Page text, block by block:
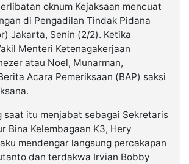
oknum Kejaksaan mencuat
di Pengadilan Tindak Pidana
Jakarta, Senin (2/2). Ketika
Menteri Ketenagakerjaan
atau Noel, Munarman,
Acara Pemeriksaan (BAP) saksi
saat itu menjabat sebagai Sekretaris
Bina Kelembagaan K3, Hery
mendengar langsung percakapan
dan terdakwa Irvian Bobby